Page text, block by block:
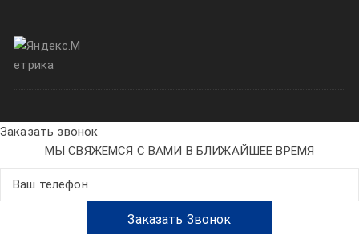
Заказать звонок
МЫ СВЯЖЕМСЯ С ВАМИ В БЛИЖАЙШЕЕ ВРЕМЯ